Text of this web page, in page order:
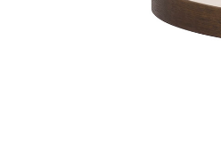
Skinnsoffor
Sammetssoffor